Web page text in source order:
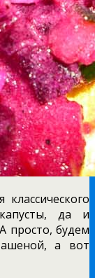
да и
просто, будем
а вот